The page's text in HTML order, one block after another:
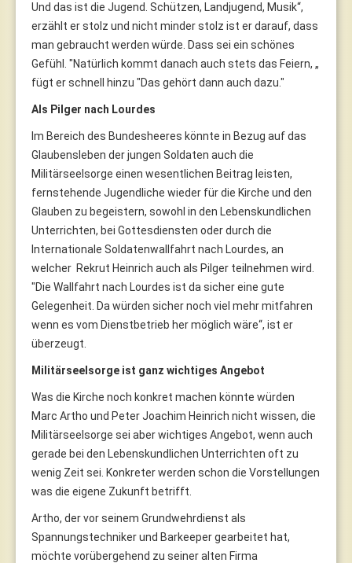
Und das ist die Jugend. Schützen, Landjugend, Musik“,
erzählt er stolz und nicht minder stolz ist er darauf, dass
man gebraucht werden würde. Dass sei ein schönes
Gefühl. "Natürlich kommt danach auch stets das Feiern, „
fügt er schnell hinzu "Das gehört dann auch dazu."
Als Pilger nach Lourdes
Im Bereich des Bundesheeres könnte in Bezug auf das
Glaubensleben der jungen Soldaten auch die
Militärseelsorge einen wesentlichen Beitrag leisten,
fernstehende Jugendliche wieder für die Kirche und den
Glauben zu begeistern, sowohl in den Lebenskundlichen
Unterrichten, bei Gottesdiensten oder durch die
Internationale Soldatenwallfahrt nach Lourdes, an
welcher Rekrut Heinrich auch als Pilger teilnehmen wird.
"Die Wallfahrt nach Lourdes ist da sicher eine gute
Gelegenheit. Da würden sicher noch viel mehr mitfahren
wenn es vom Dienstbetrieb her möglich wäre“, ist er
überzeugt.
Militärseelsorge ist ganz wichtiges Angebot
Was die Kirche noch konkret machen könnte würden
Marc Artho und Peter Joachim Heinrich nicht wissen, die
Militärseelsorge sei aber wichtiges Angebot, wenn auch
gerade bei den Lebenskundlichen Unterrichten oft zu
wenig Zeit sei. Konkreter werden schon die Vorstellungen
was die eigene Zukunft betrifft.
Artho, der vor seinem Grundwehrdienst als
Spannungstechniker und Barkeeper gearbeitet hat,
möchte vorübergehend zu seiner alten Firma